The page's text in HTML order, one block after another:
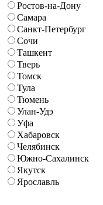
Ростов-на-Дону
Самара
Санкт-Петербург
Сочи
Ташкент
Тверь
Томск
Тула
Тюмень
Улан-Удэ
Уфа
Хабаровск
Челябинск
Южно-Сахалинск
Якутск
Ярославль